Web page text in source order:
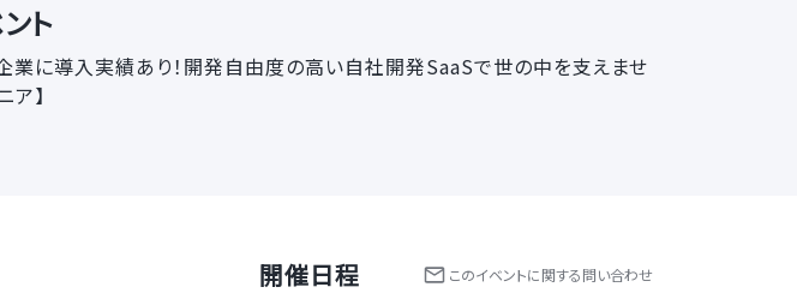
ト
に導入実績あり！開発自由度の高い自社開発SaaSで世の中を支えませ
ア】
開催日程 このイベントに関する問い合わせ